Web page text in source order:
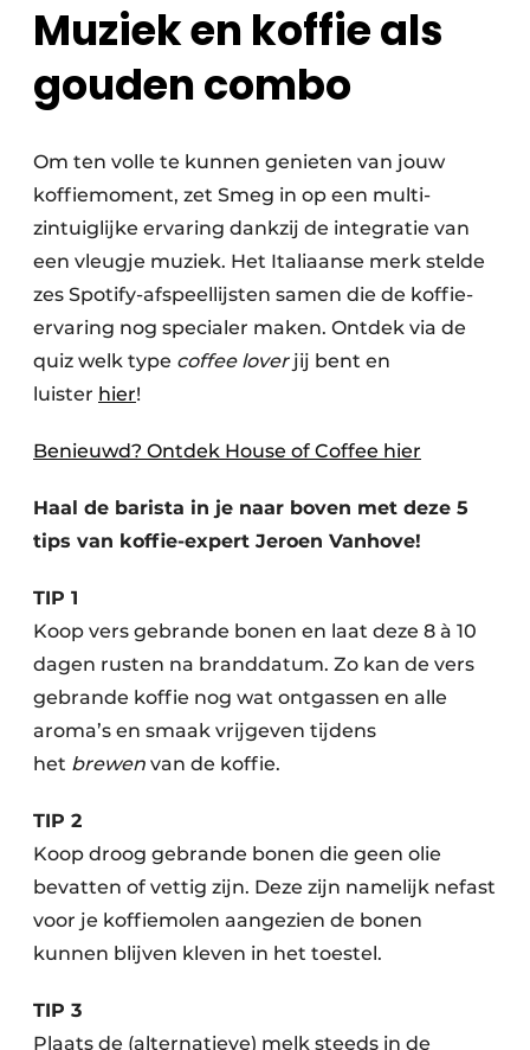
Muziek en koffie als
gouden combo
Om ten volle te kunnen genieten van jouw
koffiemoment, zet Smeg in op een multi-
zintuiglijke ervaring dankzij de integratie van
een vleugje muziek. Het Italiaanse merk stelde
zes Spotify-afspeellijsten samen die de koffie-
ervaring nog specialer maken. Ontdek via de
quiz welk type coffee loverjij bent en
luister hier!
Benieuwd? Ontdek House of Coffee hier
Haal de barista in je naar boven met deze 5
tips van koffie-expert Jeroen Vanhove!
TIP 1
Koop vers gebrande bonen en laat deze 8 à 10
dagen rusten na branddatum. Zo kan de vers
gebrande koffie nog wat ontgassen en alle
aroma’s en smaak vrijgeven tijdens
het brewen van de koffie.
TIP 2
Koop droog gebrande bonen die geen olie
bevatten of vettig zijn. Deze zijn namelijk nefast
voor je koffiemolen aangezien de bonen
kunnen blijven kleven in het toestel.
TIP 3
Plaats de (alternatieve) melk steeds in de